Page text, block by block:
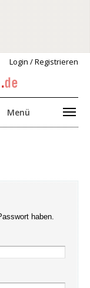
Login / Registrieren
Menü
haben.